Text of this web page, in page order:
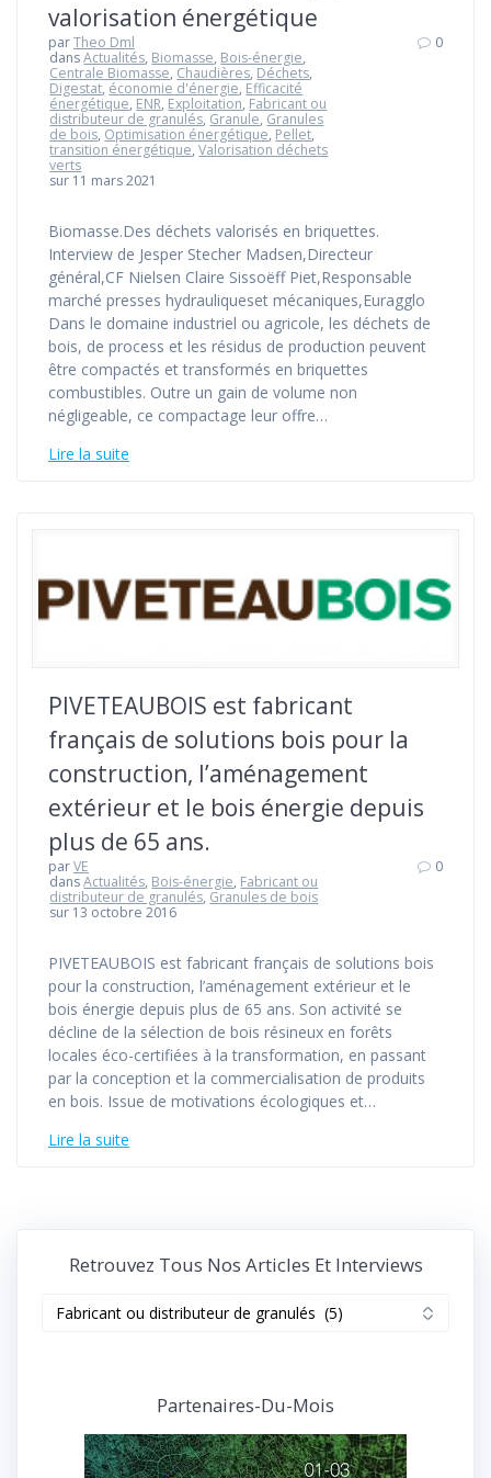
valorisation énergétique
parTheo Dml
dansActualités, Biomasse, Bois-énergie,
Centrale Biomasse, Chaudières, Déchets,
Digestat, économie d'énergie, Efficacité
énergétique, ENR, Exploitation, Fabricant ou
distributeur de granulés, Granule, Granules
de bois, Optimisation énergétique, Pellet,
transition énergétique,Valorisation déchets
verts
sur 11 mars 2021
0
Biomasse.Des déchets valorisés en briquettes.
Interview de Jesper Stecher Madsen,Directeur
général,CF Nielsen Claire Sissoëff Piet,Responsable
marché presses hydrauliqueset mécaniques,Euragglo
Dans le domaine industriel ou agricole, les déchets de
bois, de process et les résidus de production peuvent
être compactés et transformés en briquettes
combustibles. Outre un gain de volume non
négligeable, ce compactage leur offre…
Lire la suite
PIVETEAUBOIS est fabricant
français de solutions bois pour la
construction, l’aménagement
extérieur et le bois énergie depuis
plus de 65 ans.
parVE
dansActualités, Bois-énergie, Fabricant ou
distributeur de granulés, Granules de bois
sur 13 octobre 2016
0
PIVETEAUBOIS est fabricant français de solutions bois
pour la construction, l’aménagement extérieur et le
bois énergie depuis plus de 65 ans. Son activité se
décline de la sélection de bois résineux en forêts
locales éco-certifiées à la transformation, en passant
par la conception et la commercialisation de produits
en bois. Issue de motivations écologiques et…
Lire la suite
Retrouvez Tous Nos Articles Et Interviews
Retrouvez
tous
interviews
Partenaires-Du-Mois